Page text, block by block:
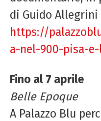
di Guido Allegrini
https://
a-nel-900-pisa-
Fino al 7 aprile
Belle Epoque
A Palazzo Blu